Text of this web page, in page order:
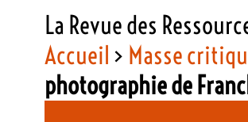
La Revue des
Accueil > Masse
photographie de